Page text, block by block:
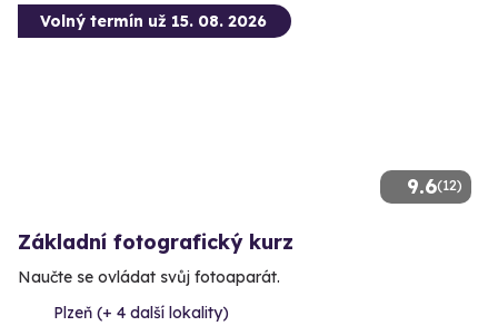
9.6(12)
Volný termín už 15. 08. 2026
Základní fotografický kurz
Naučte se ovládat svůj fotoaparát.
Plzeň (+ 4 další lokality)